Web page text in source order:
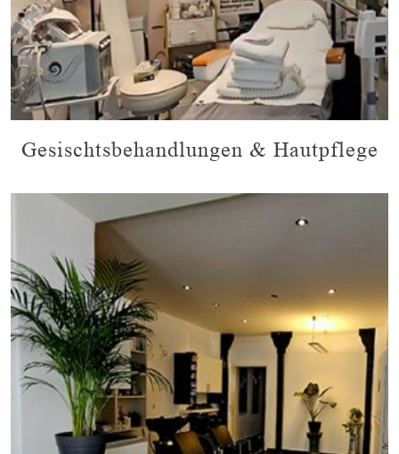
Gesischtsbehandlungen & Hautpflege